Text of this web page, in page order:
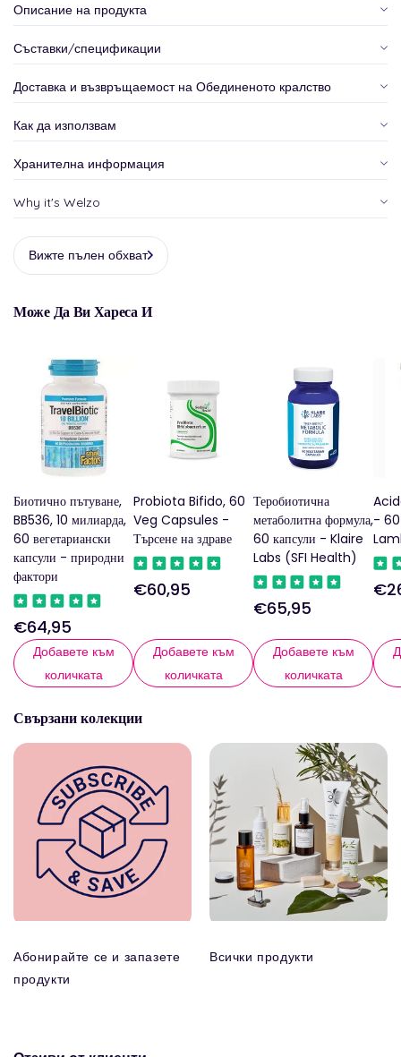
Описание на продукта
Съставки/спецификации
Доставка и възвръщаемост на Обединеното кралство
Как да използвам
Хранителна информация
Why it's Welzo
Вижте пълен обхват
Може Да Ви Хареса И
Биотично пътуване,
BB536, 10 милиарда,
60 вегетариански
капсули - природни
фактори
Редовна
цена
€64,95
Добавете към
количката
Probiota Bifido, 60
Veg Capsules -
Търсене на здраве
Редовна
€60,95
Добавете към
количката
Теробиотична
метаболитна формула,
60 капсули - Klaire
Labs (SFI Health)
Редовна
€65,95
Добавете към
количката
-
Свързани колекции
Абонирайте се и запазете
продукти
Всички продукти